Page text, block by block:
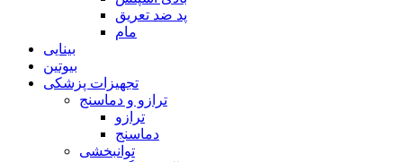
پد ضد تعریق
مام
بینایی
بیوتین
تجهیزات پزشکی
ترازو و دماسنج
ترازو
دماسنج
توانبخشی